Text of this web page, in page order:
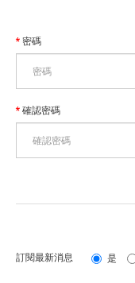
密碼
確認密碼
訂閱最新消息 是